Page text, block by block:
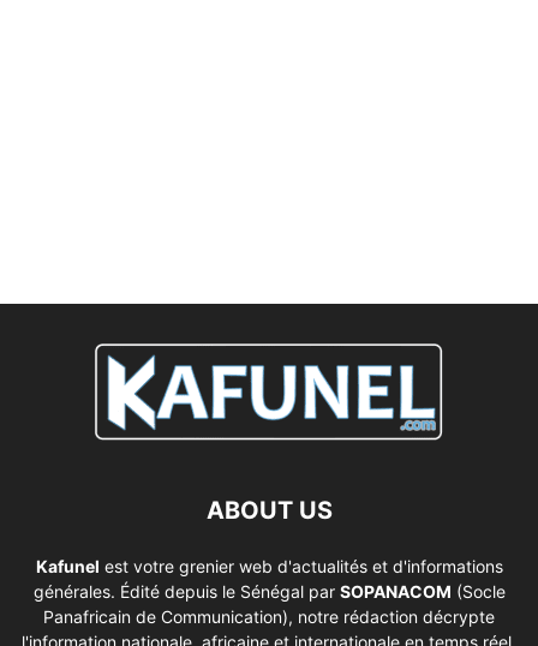
ABOUT US
Kafunel est votre grenier web d'actualités et d'informations
générales. Édité depuis le Sénégal par SOPANACOM (Socle
Panafricain de Communication), notre rédaction décrypte
l'information nationale, africaine et internationale en temps réel.